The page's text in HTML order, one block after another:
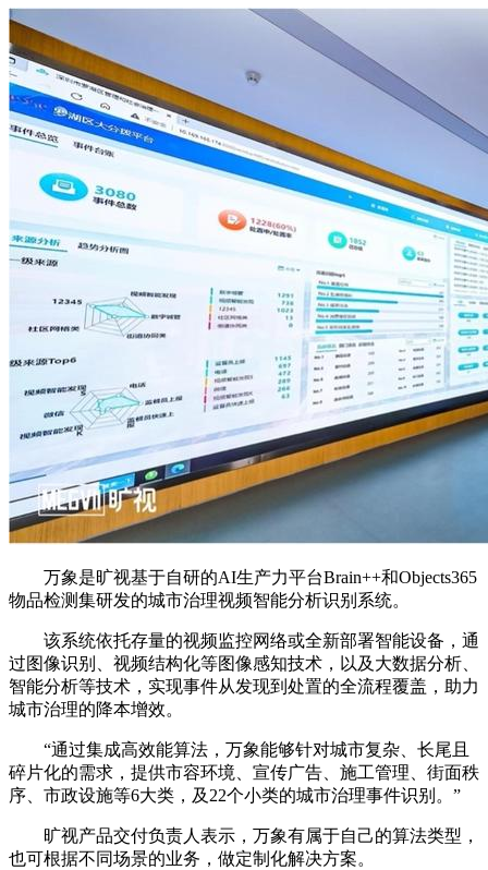
万象是旷视基于自研的AI生产力平台Brain++和Objects365
物品检测集研发的城市治理视频智能分析识别系统。
该系统依托存量的视频监控网络或全新部署智能设备，通
过图像识别、视频结构化等图像感知技术，以及大数据分析、
智能分析等技术，实现事件从发现到处置的全流程覆盖，助力
城市治理的降本增效。
“通过集成高效能算法，万象能够针对城市复杂、长尾且
碎片化的需求，提供市容环境、宣传广告、施工管理、街面秩
序、市政设施等6大类，及22个小类的城市治理事件识别。”
旷视产品交付负责人表示，万象有属于自己的算法类型，
也可根据不同场景的业务，做定制化解决方案。